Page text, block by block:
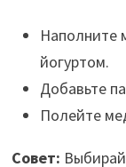
Наполните
йогуртом.
Добавьте
Полейте
Совет: